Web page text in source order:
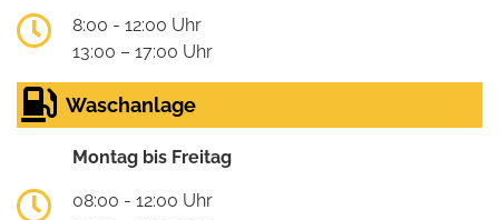
8:00 - 12:00 Uhr
13:00 – 17:00 Uhr
Waschanlage
Montag bis Freitag
08:00 - 12:00 Uhr